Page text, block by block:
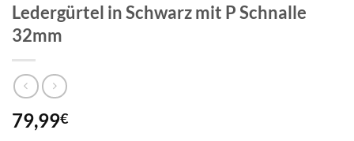
Ledergürtel in Schwarz mit P Schnalle
32mm
79,99€